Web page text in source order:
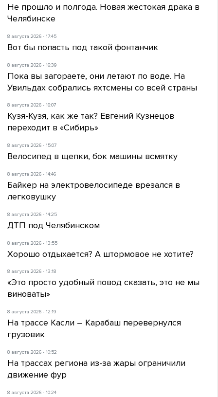
Не прошло и полгода. Новая жестокая драка в
Челябинске
8 августа 2026 - 17:45
Вот бы попасть под такой фонтанчик
8 августа 2026 - 16:39
Пока вы загораете, они летают по воде. На
Увильдах собрались яхтсмены со всей страны
8 августа 2026 - 16:07
Кузя-Кузя, как же так? Евгений Кузнецов
переходит в «Сибирь»
8 августа 2026 - 15:07
Велосипед в щепки, бок машины всмятку
8 августа 2026 - 14:46
Байкер на электровелосипеде врезался в
легковушку
8 августа 2026 - 14:25
ДТП под Челябинском
8 августа 2026 - 13:55
Хорошо отдыхается? А штормовое не хотите?
8 августа 2026 - 13:18
«Это просто удобный повод сказать, это не мы
виноваты»
8 августа 2026 - 12:19
На трассе Касли – Карабаш перевернулся
грузовик
8 августа 2026 - 10:52
На трассах региона из-за жары ограничили
движение фур
8 августа 2026 - 10:24